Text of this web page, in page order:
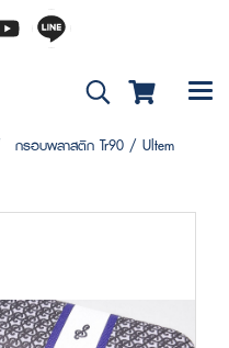
กรอบพลาสติก Tr90 / Ultem